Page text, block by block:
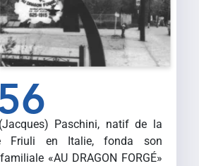
Paschini, natif de la
Friuli en Italie, fonda son
«AU DRAGON FORGÉ»